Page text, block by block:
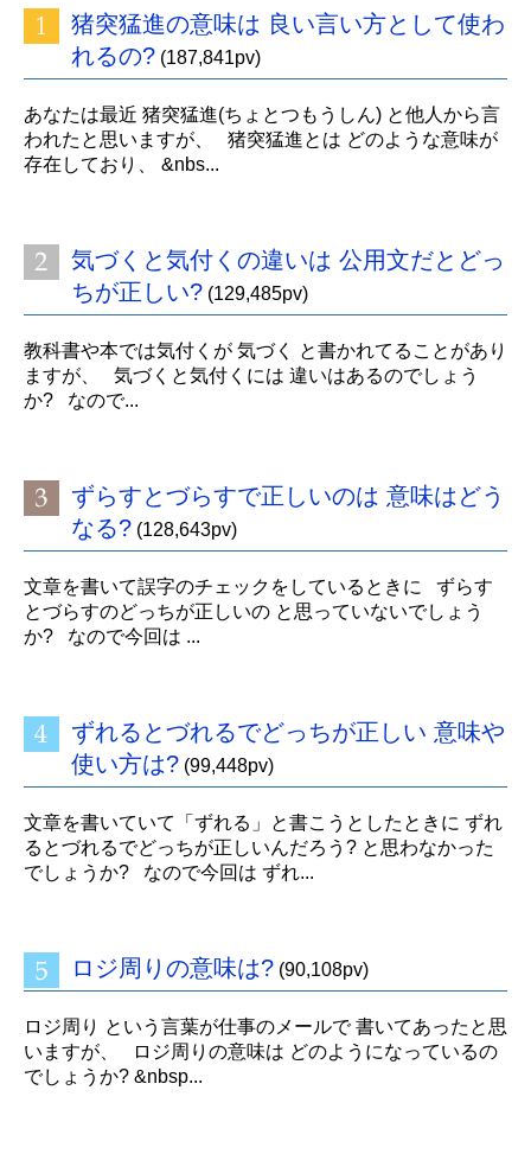
猪突猛進の意味は 良い言い方として使わ
れるの? (187,841pv)
あなたは最近 猪突猛進(ちょとつもうしん) と他人から言
われたと思いますが、 猪突猛進とは どのような意味が
存在しており、 &nbs...
気づくと気付くの違いは 公用文だとどっ
ちが正しい? (129,485pv)
教科書や本では気付くが 気づく と書かれてることがあり
ますが、 気づくと気付くには 違いはあるのでしょう
か? なので...
ずらすとづらすで正しいのは 意味はどう
なる? (128,643pv)
文章を書いて誤字のチェックをしているときに ずらす
とづらすのどっちが正しいの と思っていないでしょう
か? なので今回は ...
ずれるとづれるでどっちが正しい 意味や
使い方は? (99,448pv)
文章を書いていて「ずれる」と書こうとしたときに ずれ
るとづれるでどっちが正しいんだろう? と思わなかった
でしょうか? なので今回は ずれ...
ロジ周りの意味は? (90,108pv)
ロジ周り という言葉が仕事のメールで 書いてあったと思
いますが、 ロジ周りの意味は どのようになっているの
でしょうか? &nbsp...